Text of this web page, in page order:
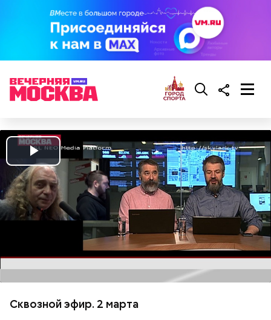
Play
Video
Сквозной эфир. 2 марта